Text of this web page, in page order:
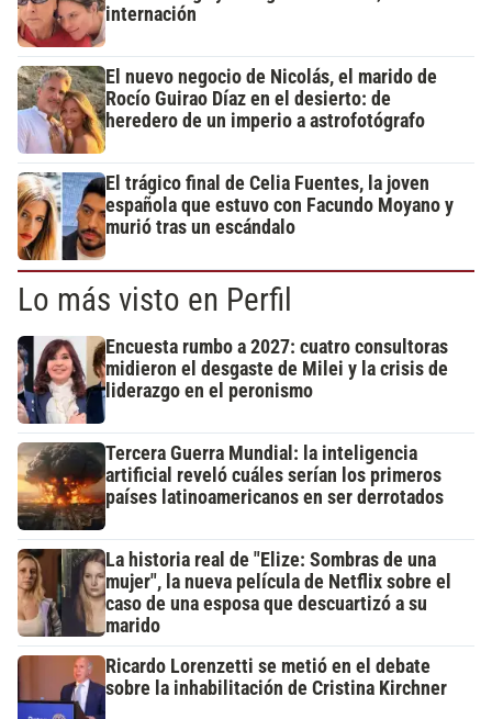
internación
El nuevo negocio de Nicolás, el marido de
Rocío Guirao Díaz en el desierto: de
heredero de un imperio a astrofotógrafo
El trágico final de Celia Fuentes, la joven
española que estuvo con Facundo Moyano y
murió tras un escándalo
Lo más visto en Perfil
Encuesta rumbo a 2027: cuatro consultoras
midieron el desgaste de Milei y la crisis de
liderazgo en el peronismo
Tercera Guerra Mundial: la inteligencia
artificial reveló cuáles serían los primeros
países latinoamericanos en ser derrotados
La historia real de "Elize: Sombras de una
mujer", la nueva película de Netflix sobre el
caso de una esposa que descuartizó a su
marido
Ricardo Lorenzetti se metió en el debate
sobre la inhabilitación de Cristina Kirchner